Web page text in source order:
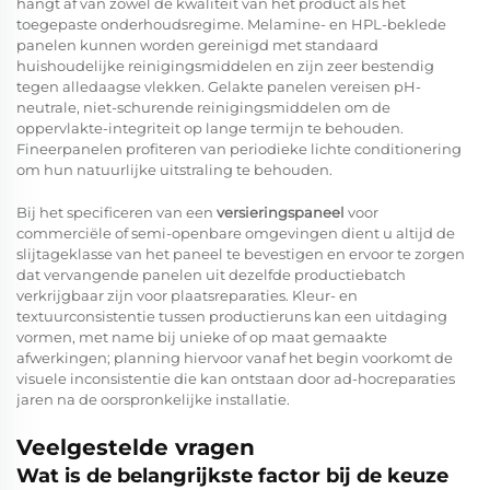
toegepaste onderhoudsregime. Melamine- en HPL-beklede
panelen kunnen worden gereinigd met standaard
huishoudelijke reinigingsmiddelen en zijn zeer bestendig
tegen alledaagse vlekken. Gelakte panelen vereisen pH-
neutrale, niet-schurende reinigingsmiddelen om de
oppervlakte-integriteit op lange termijn te behouden.
Fineerpanelen profiteren van periodieke lichte conditionering
om hun natuurlijke uitstraling te behouden.
Bij het specificeren van een versieringspaneel voor
commerciële of semi-openbare omgevingen dient u altijd de
slijtageklasse van het paneel te bevestigen en ervoor te zorgen
dat vervangende panelen uit dezelfde productiebatch
verkrijgbaar zijn voor plaatsreparaties. Kleur- en
textuurconsistentie tussen productieruns kan een uitdaging
vormen, met name bij unieke of op maat gemaakte
afwerkingen; planning hiervoor vanaf het begin voorkomt de
visuele inconsistentie die kan ontstaan door ad-hocreparaties
jaren na de oorspronkelijke installatie.
Veelgestelde vragen
Wat is de belangrijkste factor bij de keuze